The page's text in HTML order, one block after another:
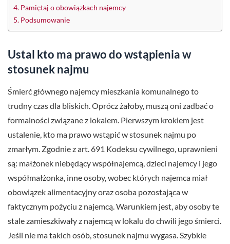
Pamiętaj o obowiązkach najemcy
Podsumowanie
Ustal kto ma prawo do wstąpienia w
stosunek najmu
Śmierć głównego najemcy mieszkania komunalnego to
trudny czas dla bliskich. Oprócz żałoby, muszą oni zadbać o
formalności związane z lokalem. Pierwszym krokiem jest
ustalenie, kto ma prawo wstąpić w stosunek najmu po
zmarłym. Zgodnie z art. 691 Kodeksu cywilnego, uprawnieni
są: małżonek niebędący współnajemcą, dzieci najemcy i jego
współmałżonka, inne osoby, wobec których najemca miał
obowiązek alimentacyjny oraz osoba pozostająca w
faktycznym pożyciu z najemcą. Warunkiem jest, aby osoby te
stale zamieszkiwały z najemcą w lokalu do chwili jego śmierci.
Jeśli nie ma takich osób, stosunek najmu wygasa. Szybkie